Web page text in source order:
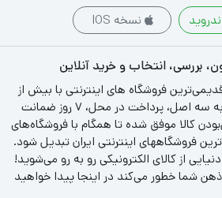
نسخه IOS
بررسی، انتخاب و خرید آنلاین
فروشگاه های اینترنتی با بیش از
یک دهه تجربه، با پایبندی به سه اصل، پرداخت در محل، ۷ روز ضمانت
کالا موفق شده تا همگام با فروشگاه‌های
فروشگاههای اینترنتی ایران تبدیل شود.
از کالای الکترونیکی رو به رو می‌شوید!
ذهن شما خطور می‌کند در اینجا پیدا خواهید